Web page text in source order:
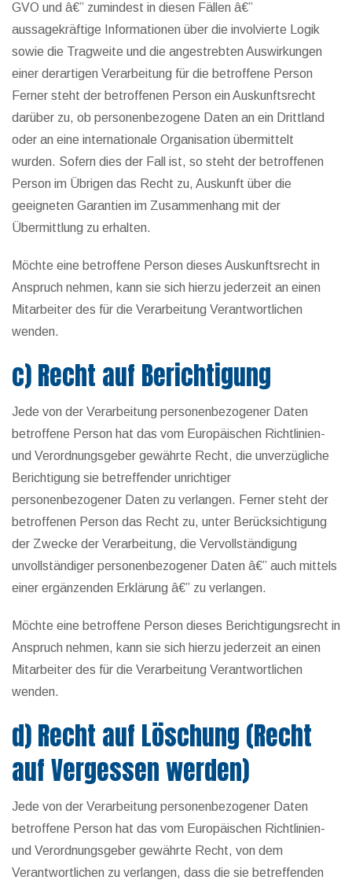
GVO und â€” zumindest in diesen Fällen â€”
aussagekräftige Informationen über die involvierte Logik
sowie die Tragweite und die angestrebten Auswirkungen
einer derartigen Verarbeitung für die betroffene Person
Ferner steht der betroffenen Person ein Auskunftsrecht
darüber zu, ob personenbezogene Daten an ein Drittland
oder an eine internationale Organisation übermittelt
wurden. Sofern dies der Fall ist, so steht der betroffenen
Person im Übrigen das Recht zu, Auskunft über die
geeigneten Garantien im Zusammenhang mit der
Übermittlung zu erhalten.
Möchte eine betroffene Person dieses Auskunftsrecht in
Anspruch nehmen, kann sie sich hierzu jederzeit an einen
Mitarbeiter des für die Verarbeitung Verantwortlichen
wenden.
c) Recht auf Berichtigung
Jede von der Verarbeitung personenbezogener Daten
betroffene Person hat das vom Europäischen Richtlinien-
und Verordnungsgeber gewährte Recht, die unverzügliche
Berichtigung sie betreffender unrichtiger
personenbezogener Daten zu verlangen. Ferner steht der
betroffenen Person das Recht zu, unter Berücksichtigung
der Zwecke der Verarbeitung, die Vervollständigung
unvollständiger personenbezogener Daten â€” auch mittels
einer ergänzenden Erklärung â€” zu verlangen.
Möchte eine betroffene Person dieses Berichtigungsrecht in
Anspruch nehmen, kann sie sich hierzu jederzeit an einen
Mitarbeiter des für die Verarbeitung Verantwortlichen
wenden.
d) Recht auf Löschung (Recht
auf Vergessen werden)
Jede von der Verarbeitung personenbezogener Daten
betroffene Person hat das vom Europäischen Richtlinien-
und Verordnungsgeber gewährte Recht, von dem
Verantwortlichen zu verlangen, dass die sie betreffenden